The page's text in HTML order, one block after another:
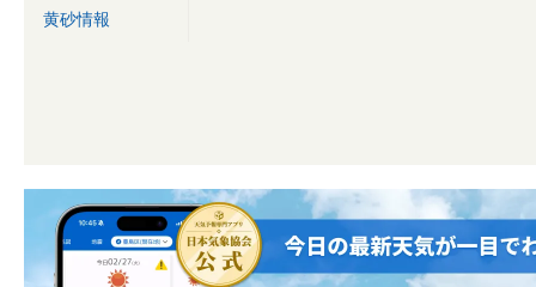
黄砂情報